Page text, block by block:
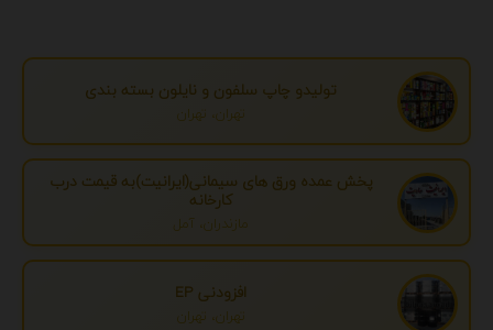
تولیدو چاپ سلفون و نایلون بسته بندی
تهران، تهران
پخش عمده ورق های سیمانی(ایرانیت)به قیمت درب
کارخانه
مازندران، آمل
افزودنی EP
تهران، تهران